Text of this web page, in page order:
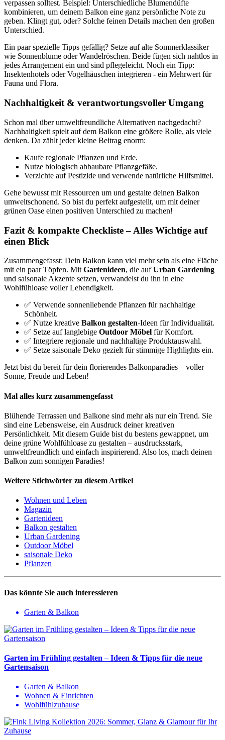
verpassen solltest. Beispiel: Unterschiedliche Blumendüfte
kombinieren, um deinem Balkon eine ganz persönliche Note zu
geben. Klingt gut, oder? Solche feinen Details machen den großen
Unterschied.
Ein paar spezielle Tipps gefällig? Setze auf alte Sommerklassiker
wie Sonnenblume oder Wandelröschen. Beide fügen sich nahtlos in
jedes Arrangement ein und sind pflegeleicht. Noch ein Tipp:
Insektenhotels oder Vogelhäuschen integrieren - ein Mehrwert für
Fauna und Flora.
Nachhaltigkeit & verantwortungsvoller Umgang
Schon mal über umweltfreundliche Alternativen nachgedacht?
Nachhaltigkeit spielt auf dem Balkon eine größere Rolle, als viele
denken. Da zählt jeder kleine Beitrag enorm:
Kaufe regionale Pflanzen und Erde.
Nutze biologisch abbaubare Pflanzgefäße.
Verzichte auf Pestizide und verwende natürliche Hilfsmittel.
Gehe bewusst mit Ressourcen um und gestalte deinen Balkon
umweltschonend. So bist du perfekt aufgestellt, um mit deiner
grünen Oase einen positiven Unterschied zu machen!
Fazit & kompakte Checkliste – Alles Wichtige auf
einen Blick
Zusammengefasst: Dein Balkon kann viel mehr sein als eine Fläche
mit ein paar Töpfen. Mit Gartenideen, die aufUrban Gardening
und saisonale Akzente setzen, verwandelst du ihn in eine
Wohlfühloase voller Lebendigkeit.
✅ Verwende sonnenliebende Pflanzen für nachhaltige
Schönheit.
✅ Nutze kreative Balkon gestalten-Ideen für Individualität.
✅ Setze auf langlebige Outdoor Möbel für Komfort.
✅ Integriere regionale und nachhaltige Produktauswahl.
✅ Setze saisonale Deko gezielt für stimmige Highlights ein.
Jetzt bist du bereit für dein florierendes Balkonparadies – voller
Sonne, Freude und Leben!
Mal alles kurz zusammengefasst
Blühende Terrassen und Balkone sind mehr als nur ein Trend. Sie
sind eine Lebensweise, ein Ausdruck deiner kreativen
Persönlichkeit. Mit diesem Guide bist du bestens gewappnet, um
deine grüne Wohlfühloase zu gestalten – ausdrucksstark,
umweltfreundlich und einfach inspirierend. Also los, mach deinen
Balkon zum sonnigen Paradies!
Weitere Stichwörter zu diesem Artikel
Wohnen und Leben
Magazin
Gartenideen
Balkon gestalten
Urban Gardening
Outdoor Möbel
saisonale Deko
Pflanzen
Das könnte Sie auch interessieren
Garten & Balkon
Garten im Frühling gestalten – Ideen & Tipps für die neue
Gartensaison
Garten & Balkon
Wohnen & Einrichten
Wohlfühlzuhause